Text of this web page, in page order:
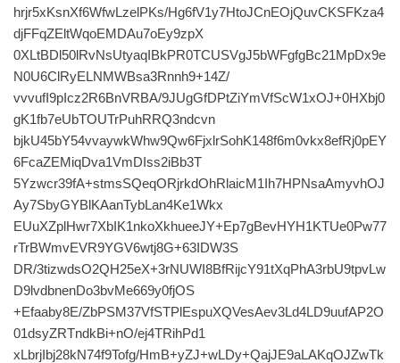
hrjr5xKsnXf6WfwLzelPKs/Hg6fV1y7HtoJCnEOjQuvCKSFKza4
djFFqZEltWqoEMDAu7oEy9zpX
0XLtBDl50lRvNsUtyaqIBkPR0TCUSVgJ5bWFgfgBc21MpDx9e
N0U6ClRyELNMWBsa3Rnnh9+14Z/
vvvufI9pIcz2R6BnVRBA/9JUgGfDPtZiYmVfScW1xOJ+0HXbj0
gK1fb7eUbTOUTrPuhRRQ3ndcvn
bjkU45bY54vvaywkWhw9Qw6FjxlrSohK148f6m0vkx8efRj0pEY
6FcaZEMiqDva1VmDIss2iBb3T
5Yzwcr39fA+stmsSQeqORjrkdOhRlaicM1Ih7HPNsaAmyvhOJ
Ay7SbyGYBlKAanTybLan4Ke1Wkx
EUuXZplHwr7XbIK1nkoXkhueeJY+Ep7gBevHYH1KTUe0Pw77
rTrBWmvEVR9YGV6wtj8G+63IDW3S
DR/3tizwdsO2QH25eX+3rNUWI8BfRijcY91tXqPhA3rbU9tpvLw
D9lvdbnenDo3bvMe669y0fjOS
+Efaaby8E/ZbPSM37VfSTPlEspuXQVesAev3Ld4LD9uufAP2O
01dsyZRTndkBi+nO/ej4TRihPd1
xLbrjIbj28kN74f9Tofg/HmB+yZJ+wLDy+QajJE9aLAKqOJZwTk